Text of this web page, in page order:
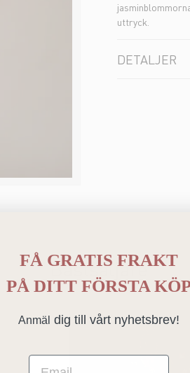
uttryck.
DETALJER
Bästsäljare
FÅ GRATIS FRAKT
PÅ DITT FÖRSTA
Anmäl dig till vårt nyhetsbrev!
Email